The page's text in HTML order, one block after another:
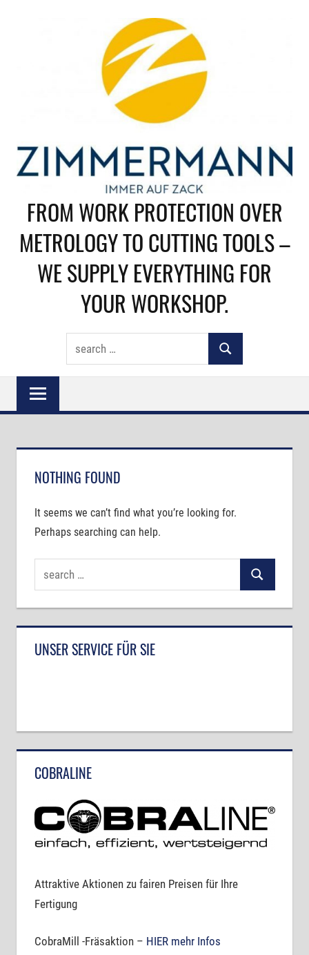
FROM WORK PROTECTION OVER
METROLOGY TO CUTTING TOOLS –
WE SUPPLY EVERYTHING FOR
YOUR WORKSHOP.
metrology
supply
everything
workshop.
for:
Search
NOTHING FOUND
It seems we can’t find what you’re looking for.
Perhaps searching can help.
Search
UNSER SERVICE FÜR SIE
COBRALINE
Attraktive Aktionen zu fairen Preisen für Ihre
Fertigung
CobraMill -Fräsaktion – HIER mehr Infos